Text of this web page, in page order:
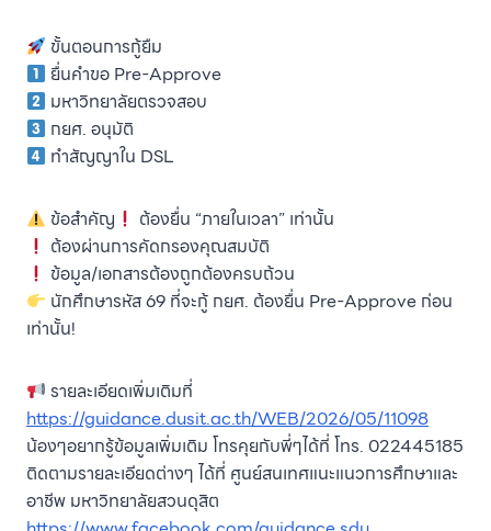
ขั้นตอนการกู้ยืม
ยื่นคำขอ Pre-Approve
มหาวิทยาลัยตรวจสอบ
กยศ. อนุมัติ
ทำสัญญาใน DSL
ข้อสำคัญ
ต้องยื่น “ภายในเวลา” เท่านั้น
ต้องผ่านการคัดกรองคุณสมบัติ
ข้อมูล/เอกสารต้องถูกต้องครบถ้วน
นักศึกษารหัส 69 ที่จะกู้ กยศ. ต้องยื่น Pre-Approve ก่อน
เท่านั้น!
รายละเอียดเพิ่มเติมที่
https://guidance.dusit.ac.th/WEB/2026/05/11098
น้องๆอยากรู้ข้อมูลเพิ่มเติม โทรคุยกับพี่ๆได้ที่ โทร. 022445185
ติดตามรายละเอียดต่างๆ ได้ที่ ศูนย์สนเทศแนะแนวการศึกษาและ
อาชีพ มหาวิทยาลัยสวนดุสิต